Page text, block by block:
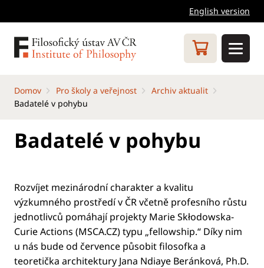
English version
Domov Pro školy a veřejnost
Archiv aktualit
Badatelé v pohybu
Badatelé v pohybu
Rozvíjet mezinárodní charakter a kvalitu
výzkumného prostředí v ČR včetně profesního růstu
jednotlivců pomáhají projekty Marie Skłodowska-
Curie Actions (MSCA.CZ) typu „fellowship.“ Díky nim
u nás bude od července působit filosofka a
teoretička architektury Jana Ndiaye Beránková, Ph.D.